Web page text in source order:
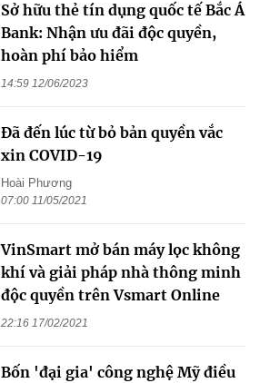
Sở hữu thẻ tín dụng quốc tế Bắc Á
Bank: Nhận ưu đãi độc quyền,
hoàn phí bảo hiểm
14:59 12/06/2023
Đã đến lúc từ bỏ bản quyền vắc
xin COVID-19
Hoài Phương
07:00 11/05/2021
VinSmart mở bán máy lọc không
khí và giải pháp nhà thông minh
độc quyền trên Vsmart Online
22:16 17/02/2021
Bốn 'đại gia' công nghệ Mỹ điều